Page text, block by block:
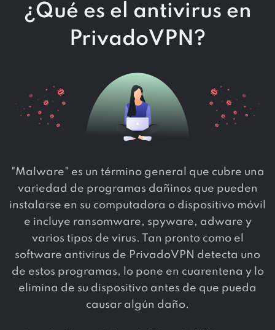
¿Qué es el antivirus en
PrivadoVPN?
"Malware" es un término general que cubre una
variedad de programas dañinos que pueden
instalarse en su computadora o dispositivo móvil
e incluye ransomware, spyware, adware y
varios tipos de virus. Tan pronto como el
software antivirus de PrivadoVPN detecta uno
de estos programas, lo pone en cuarentena y lo
elimina de su dispositivo antes de que pueda
causar algún daño.